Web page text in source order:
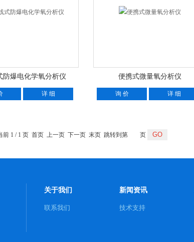
防爆电化学氧分析仪
详 细
便携式微量氧分析仪
询 价 详 细
前 1 / 1 页 首页 上一页 下一页 末页 跳转到第 页
关于我们
联系我们
新闻资讯
技术支持